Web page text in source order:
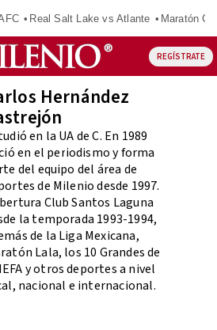
Real Salt Lake vs Atlante Maratón
REGÍSTRATE
Hernández
en la UA de C. En 1989
en el periodismo y forma
del equipo del área de
de Milenio desde 1997.
Club Santos Laguna
la temporada 1993-1994,
de la Liga Mexicana,
Lala, los 10 Grandes de
y otros deportes a nivel
nacional e internacional.